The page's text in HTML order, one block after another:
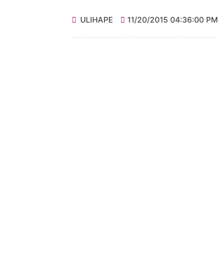
ULIHAPE 11/20/2015 04:36:00 PM